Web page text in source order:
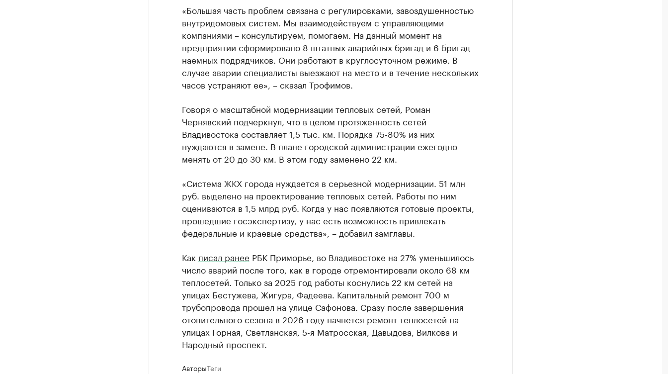
«Большая часть проблем связана с регулировками, завоздушенностью
внутридомовых систем. Мы взаимодействуем с управляющими
компаниями – консультируем, помогаем. На данный момент на
предприятии сформировано 8 штатных аварийных бригад и 6 бригад
наемных подрядчиков. Они работают в круглосуточном режиме. В
случае аварии специалисты выезжают на место и в течение нескольких
часов устраняют ее», – сказал Трофимов.
Говоря о масштабной модернизации тепловых сетей, Роман
Чернявский подчеркнул, что в целом протяженность сетей
Владивостока составляет 1,5 тыс. км. Порядка 75-80% из них
нуждаются в замене. В плане городской администрации ежегодно
менять от 20 до 30 км. В этом году заменено 22 км.
«Система ЖКХ города нуждается в серьезной модернизации. 51 млн
руб. выделено на проектирование тепловых сетей. Работы по ним
оцениваются в 1,5 млрд руб. Когда у нас появляются готовые проекты,
прошедшие госэкспертизу, у нас есть возможность привлекать
федеральные и краевые средства», – добавил замглавы.
Как писал ранее РБК Приморье, во Владивостоке на 27% уменьшилось
число аварий после того, как в городе отремонтировали около 68 км
теплосетей. Только за 2025 год работы коснулись 22 км сетей на
улицах Бестужева, Жигура, Фадеева. Капитальный ремонт 700 м
трубопровода прошел на улице Сафонова. Сразу после завершения
отопительного сезона в 2026 году начнется ремонт теплосетей на
улицах Горная, Светланская, 5-я Матросская, Давыдова, Вилкова и
Народный проспект.
АвторыТеги